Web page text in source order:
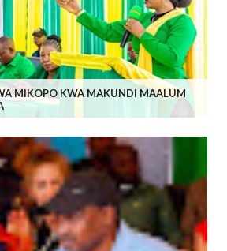
MIKOPO KWA MAKUNDI MAALUM